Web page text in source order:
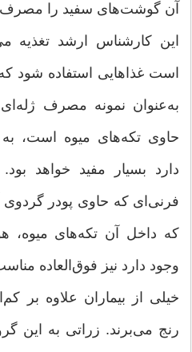
آن گوشت‌های سفید را مصرف
این كارشناس ارشد تغذیه
است غذاهایی استفاده شود كه
به‌عنوان نمونه مصرف
حاوی تكه‌های میوه است، به
دارد بسیار مفید خواهد
فرنی‌ای كه حاوی پودر
كه داخل آن تكه‌های
وجود دارد نیز فوق‌العاده
خیلی از بیماران علاوه بر
رنج می‌برند. زراتی به این